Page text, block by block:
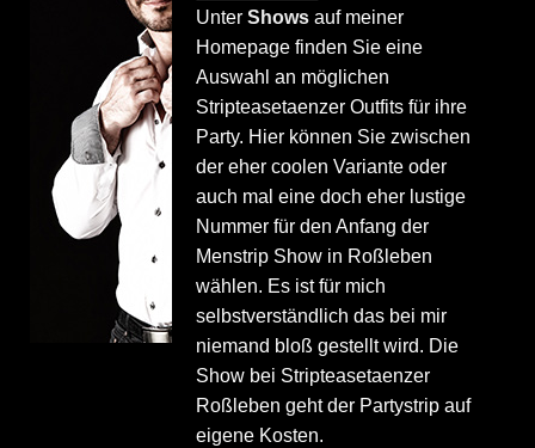
UnterShows auf meiner
Homepage finden Sie eine
Auswahl an möglichen
Stripteasetaenzer Outfits für ihre
Party. Hier können Sie zwischen
der eher coolen Variante oder
auch mal eine doch eher lustige
Nummer für den Anfang der
Menstrip Show in Roßleben
wählen. Es ist für mich
selbstverständlich das bei mir
niemand bloß gestellt wird. Die
Show bei Stripteasetaenzer
Roßleben geht der Partystrip auf
eigene Kosten.